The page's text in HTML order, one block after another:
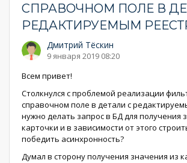
СПРАВОЧНОМ ПОЛЕ В
РЕДАКТИРУЕМЫМ
Дмитрий Тёскин
9 января 2019 08:20
Всем привет!
Столкнулся с проблемой реализации
справочном поле в детали с
нужно делать запрос в БД для получения
карточки и в зависимости от этого
победить асинхронность?
Думал в сторону получения значения из